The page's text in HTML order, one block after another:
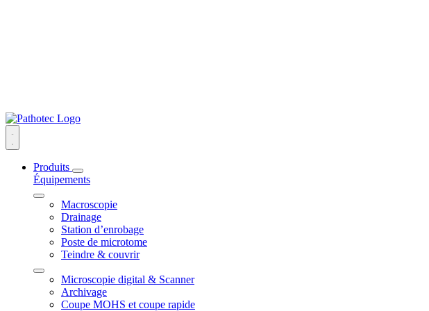
Produits
Équipements
Macroscopie
Drainage
Station d’enrobage
Poste de microtome
Teindre & couvrir
Microscopie digital & Scanner
Archivage
Coupe MOHS et coupe rapide